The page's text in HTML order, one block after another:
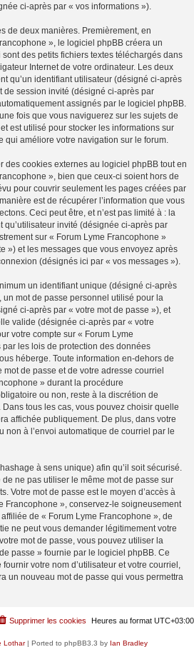
ci-après par « vos informations »).
de deux manières. Premièrement, en
», le logiciel phpBB créera un
des petits fichiers textes téléchargés dans
Internet de votre ordinateur. Les deux
qu’un identifiant utilisateur (désigné ci-après
de session invité (désigné ci-après par
assignés par le logiciel phpBB.
fois que vous naviguerez sur les sujets de
est utilisé pour stocker les informations sur
qui améliore votre navigation sur le forum.
des cookies externes au logiciel phpBB tout en
», bien que ceux-ci soient hors de
pour couvrir seulement les pages créées par
est de récupérer l’information que vous
Ceci peut être, et n’est pas limité à : la
invité (désignée ci-après par
sur « Forum Lyme Francophone »
») et les messages que vous envoyez après
(désignés ici par « vos messages »).
un identifiant unique (désigné ci-après
un mot de passe personnel utilisé pour la
ci-après par « votre mot de passe »), et
valide (désignée ci-après par « votre
votre compte sur « Forum Lyme
les lois de protection des données
héberge. Toute information en-dehors de
mot de passe et de votre adresse courriel
» durant la procédure
ou non, reste à la discrétion de
tous les cas, vous pouvez choisir quelle
affichée publiquement. De plus, dans votre
non à l’envoi automatique de courriel par le
à sens unique) afin qu’il soit sécurisé.
ne pas utiliser le même mot de passe sur
Votre mot de passe est le moyen d’accès à
Francophone », conservez-le soigneusement
de « Forum Lyme Francophone », de
ne peut vous demander légitimement votre
mot de passe, vous pouvez utiliser la
passe » fournie par le logiciel phpBB. Ce
votre nom d’utilisateur et votre courriel,
un nouveau mot de passe qui vous permettra
Heures au format UTC+03:00
Supprimer les cookies
Lothar| Ported to phpBB3.3 by Ian Bradley